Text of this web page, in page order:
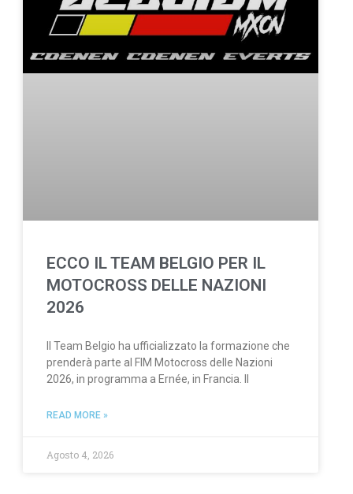
ECCO IL TEAM BELGIO PER IL
MOTOCROSS DELLE NAZIONI
2026
Il Team Belgio ha ufficializzato la formazione che
prenderà parte al FIM Motocross delle Nazioni
2026, in programma a Ernée, in Francia. Il
READ MORE »
Agosto 4, 2026